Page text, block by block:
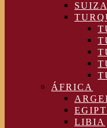
SUIZA
ÁFRICA
LIBIA